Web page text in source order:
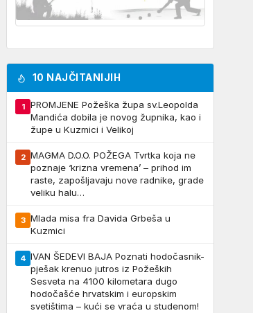
10 NAJČITANIJIH
1
PROMJENE Požeška župa sv.Leopolda
Mandića dobila je novog župnika, kao i
župe u Kuzmici i Velikoj
2 MAGMA D.O.O. POŽEGA Tvrtka koja ne
poznaje ‘krizna vremena’ – prihod im
raste, zapošljavaju nove radnike, grade
veliku halu…
3 Mlada misa fra Davida Grbeša u
Kuzmici
4 IVAN ŠEDEVI BAJA Poznati hodočasnik-
pješak krenuo jutros iz Požeških
Sesveta na 4100 kilometara dugo
hodočašće hrvatskim i europskim
svetištima – kući se vraća u studenom!